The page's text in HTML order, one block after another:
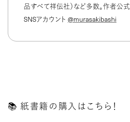
品すべて祥伝社）など多数。作者公式
SNSアカウント @murasakibashi
📚️ 紙書籍の購入はこちら！